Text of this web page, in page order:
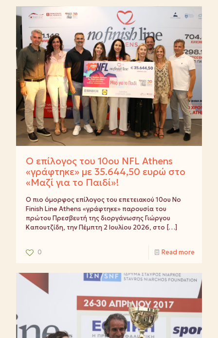
Ο επίλογος του 10ου NFL Athens
«γράφτηκε» με 35.644,50 ευρώ στο
«Μαζί για το Παιδί»!
Ο πιο όμορφος επίλογος του επετειακού 10ου No
Finish Line Athens «γράφτηκε» παρουσία του
πρώτου Πρεσβευτή της διοργάνωσης Γιώργου
Καπουτζίδη, την Πέμπτη 2 Ιουλίου 2026, στο […]
0 Read more